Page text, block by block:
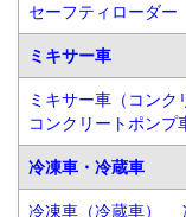
セーフティローダー
ミキサー車
ミキサー車（コンク
コンクリートポンプ
冷凍車・冷蔵車
冷凍車（冷蔵車）